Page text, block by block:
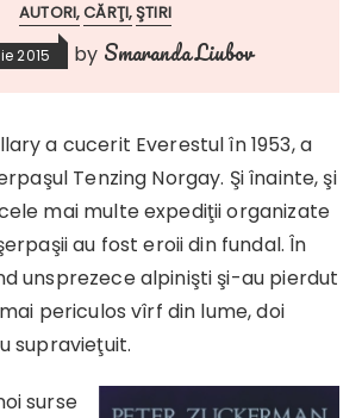
AUTORI CĂRŢI ŞTIRI
2015 by Smaranda Liubov
a cucerit Everestul în 1953, a
Tenzing Norgay. Şi înainte, şi
mai multe expediţii organizate
au fost eroii din fundal. În
unsprezece alpinişti şi-au pierdut
periculos vîrf din lume, doi
supravieţuit.
surse